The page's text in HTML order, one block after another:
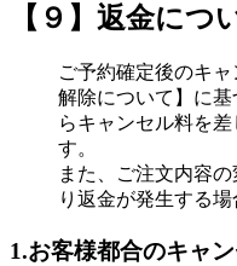
【９】返金につ
ご予約確定後のキ
解除について】に
らキャンセル料を
す。
また、ご注文内容
り返金が発生する
1.お客様都合のキャ